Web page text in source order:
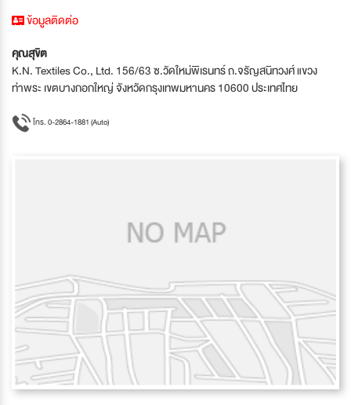
ข้อมูลติดต่อ
คุณสุขิต
K.N. Textiles Co., Ltd. 156/63 ซ.วัดใหม่พิเรนทร์ ถ.จรัญสนิทวงศ์ แขวง
ท่าพระ เขตบางกอกใหญ่ จังหวัดกรุงเทพมหานคร 10600 ประเทศไทย
โทร. 0-2864-1881 (Auto)